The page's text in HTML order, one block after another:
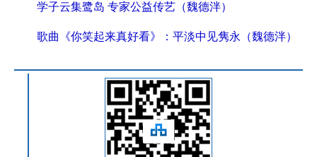
学子云集鹭岛 专家公益传艺（魏德泮）
歌曲《你笑起来真好看》：平淡中见隽永（魏德泮）